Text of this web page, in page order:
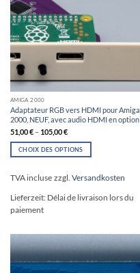
produit
AMIGA 2000
Adaptateur RGB vers HDMI pour Amiga
2000, NEUF, avec audio HDMI en option
51,00€– 105,00€
CHOIX DES OPTIONS
produit
plusieurs
variations.
options
peuvent
être
choisies
TVA incluse zzgl. Versandkosten
Lieferzeit: Délai de livraison lors du
paiement